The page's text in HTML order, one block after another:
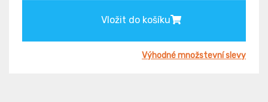
Vložit do košíku
Výhodné množstevní slevy